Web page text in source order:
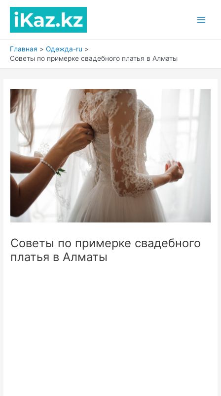
содержимому
Главная
Одежда-ru
Советы по примерке свадебного платья в Алматы
Советы по примерке свадебного
платья в Алматы